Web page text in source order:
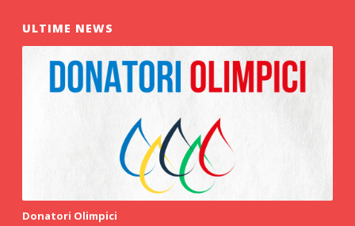
ULTIME NEWS
Donatori Olimpici